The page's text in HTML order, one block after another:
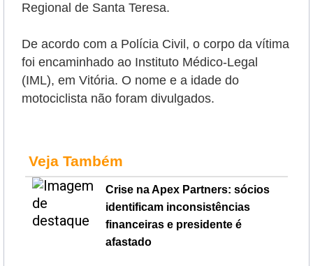
Regional de Santa Teresa.
De acordo com a Polícia Civil, o corpo da vítima
foi encaminhado ao Instituto Médico-Legal
(IML), em Vitória. O nome e a idade do
motociclista não foram divulgados.
Veja Também
Crise na Apex Partners: sócios
identificam inconsistências
financeiras e presidente é
afastado